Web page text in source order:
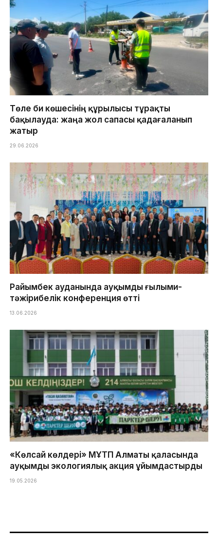
Төле би көшесінің құрылысы тұрақты
бақылауда: жаңа жол сапасы қадағаланып
жатыр
29.06.2026
Райымбек ауданында ауқымды ғылыми-
тәжірибелік конференция өтті
13.06.2026
«Көлсай көлдері» МҰТП Алматы қаласында
ауқымды экологиялық акция ұйымдастырды
19.05.2026